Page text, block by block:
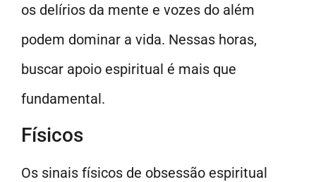
os delírios da mente e vozes do além
podem dominar a vida. Nessas horas,
buscar apoio espiritual é mais que
fundamental.
Físicos
Os sinais físicos de obsessão espiritual